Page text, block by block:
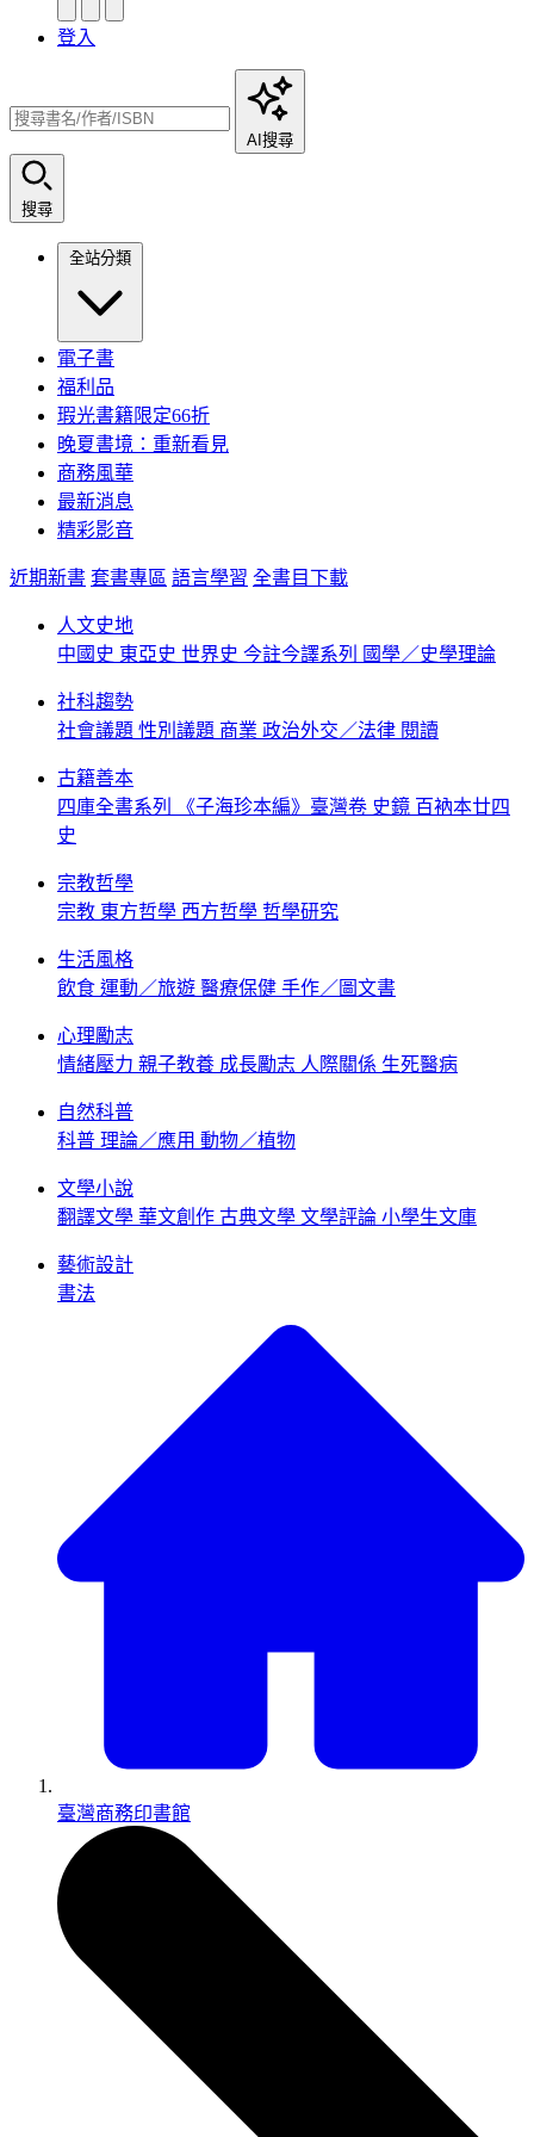
登入
AI搜尋
搜尋
全站分類
電子書
福利品
瑕光書籍限定66折
晚夏書境：重新看見
商務風華
最新消息
精彩影音
近期新書 套書專區 語言學習 全書目下載
人文史地
中國史 東亞史 世界史 今註今譯系列 國學／史學理論
社科趨勢
社會議題 性別議題 商業 政治外交／法律 閱讀
古籍善本
四庫全書系列
《子海珍本編》臺灣卷 史鏡 百衲本廿四
史
宗教哲學
宗教 東方哲學 西方哲學 哲學研究
生活風格
飲食 運動／旅遊 醫療保健 手作／圖文書
心理勵志
情緒壓力 親子教養 成長勵志 人際關係 生死醫病
自然科普
科普 理論／應用 動物／植物
文學小說
翻譯文學 華文創作 古典文學 文學評論 小學生文庫
藝術設計
書法
臺灣商務印書館